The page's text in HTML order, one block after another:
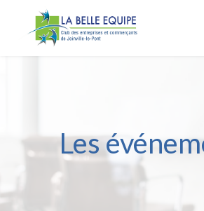
Les
Panneau de gestion des cookies